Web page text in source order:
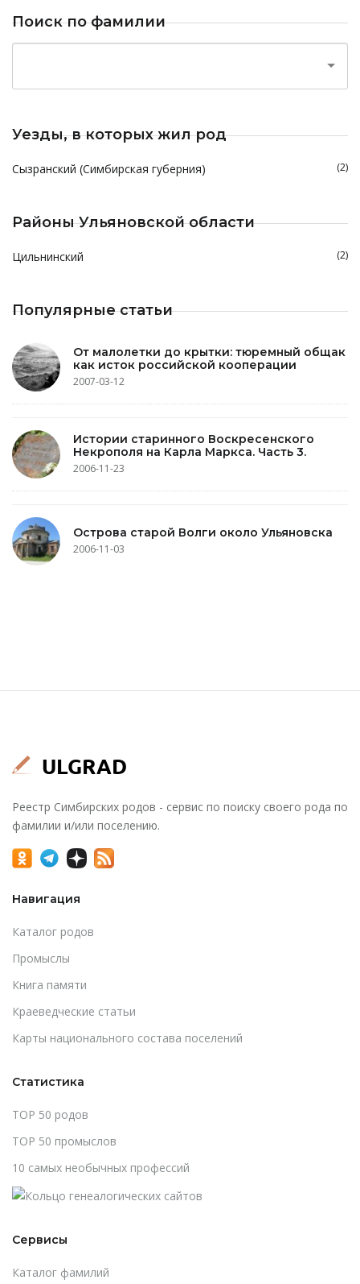
Поиск по фамилии
Уезды, в которых жил род
Сызранский (Симбирская губерния) (2)
Районы Ульяновской области
Цильнинский (2)
Популярные статьи
От малолетки до крытки: тюремный общак
как исток российской кооперации
2007-03-12
Истории старинного Воскресенского
Некрополя на Карла Маркса. Часть 3.
2006-11-23
Острова старой Волги около Ульяновска
2006-11-03
Реестр Симбирских родов - сервис по поиску своего рода по
фамилии и/или поселению.
Навигация
Каталог родов
Промыслы
Книга памяти
Краеведческие статьи
Карты национального состава поселений
Статистика
TOP 50 родов
TOP 50 промыслов
10 самых необычных профессий
Сервисы
Каталог фамилий